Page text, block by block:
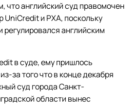
что английский суд правомочен
UniCredit и РХА, поскольку
английским
в суде, ему пришлось
за того что в конце декабря
суд города Санкт-
области вынес